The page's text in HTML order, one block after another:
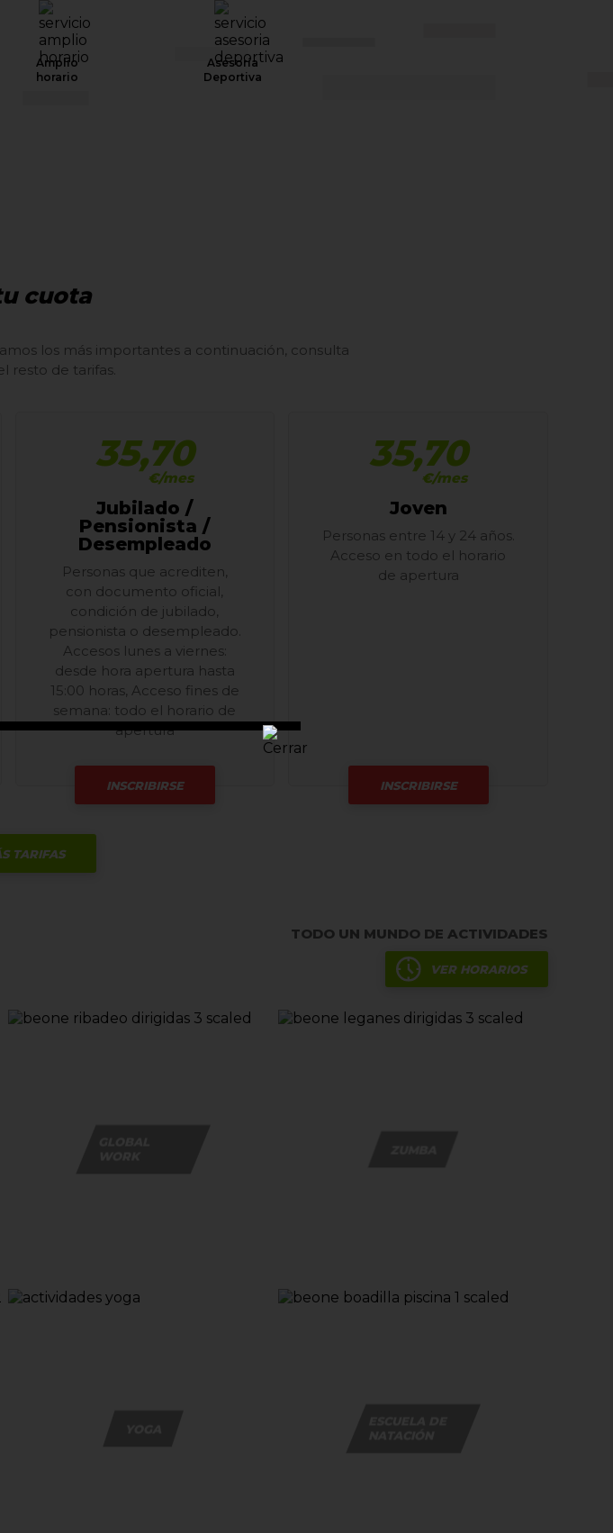
Amplio
horario
Asesoría
Deportiva
cuota
los más importantes a continuación, consulta
resto de tarifas.
35,70
€/mes
Jubilado /
Pensionista /
Desempleado
Personas que acrediten,
con documento oficial,
condición de jubilado,
pensionista o desempleado.
Accesos lunes a viernes:
desde hora apertura hasta
15:00 horas, Acceso fines de
semana: todo el horario de
apertura
INSCRIBIRSE
35,70
€/mes
Joven
Personas entre 14 y 24 años.
Acceso en todo el horario
de apertura
INSCRIBIRSE
TARIFAS
TODO UN MUNDO DE ACTIVIDADES
VER HORARIOS